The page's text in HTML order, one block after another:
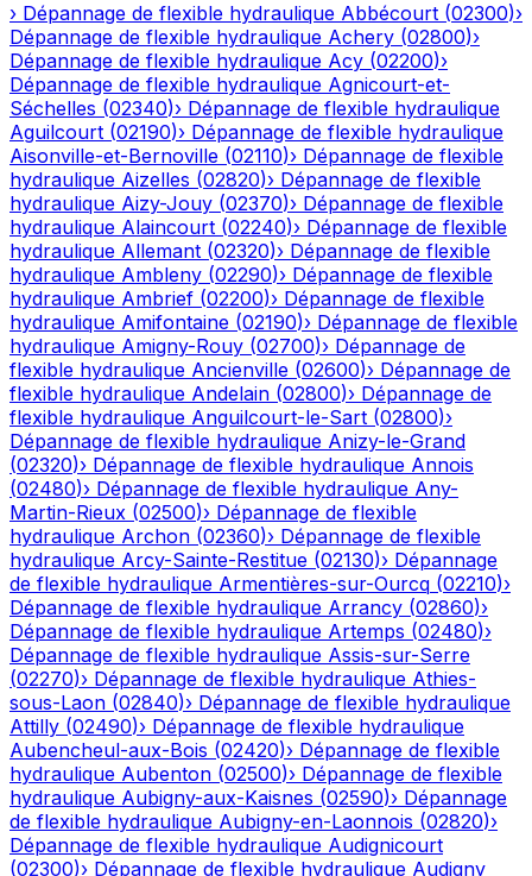
› Dépannage de flexible hydraulique Abbécourt (02300)›
Dépannage de flexible hydraulique Achery (02800)›
Dépannage de flexible hydraulique Acy (02200)›
Dépannage de flexible hydraulique Agnicourt-et-
Séchelles (02340)› Dépannage de flexible hydraulique
Aguilcourt (02190)› Dépannage de flexible hydraulique
Aisonville-et-Bernoville (02110)› Dépannage de flexible
hydraulique Aizelles (02820)› Dépannage de flexible
hydraulique Aizy-Jouy (02370)› Dépannage de flexible
hydraulique Alaincourt (02240)› Dépannage de flexible
hydraulique Allemant (02320)› Dépannage de flexible
hydraulique Ambleny (02290)› Dépannage de flexible
hydraulique Ambrief (02200)› Dépannage de flexible
hydraulique Amifontaine (02190)› Dépannage de flexible
hydraulique Amigny-Rouy (02700)› Dépannage de
flexible hydraulique Ancienville (02600)› Dépannage de
flexible hydraulique Andelain (02800)› Dépannage de
flexible hydraulique Anguilcourt-le-Sart (02800)›
Dépannage de flexible hydraulique Anizy-le-Grand
(02320)› Dépannage de flexible hydraulique Annois
(02480)› Dépannage de flexible hydraulique Any-
Martin-Rieux (02500)› Dépannage de flexible
hydraulique Archon (02360)› Dépannage de flexible
hydraulique Arcy-Sainte-Restitue (02130)› Dépannage
de flexible hydraulique Armentières-sur-Ourcq (02210)›
Dépannage de flexible hydraulique Arrancy (02860)›
Dépannage de flexible hydraulique Artemps (02480)›
Dépannage de flexible hydraulique Assis-sur-Serre
(02270)› Dépannage de flexible hydraulique Athies-
sous-Laon (02840)› Dépannage de flexible hydraulique
Attilly (02490)› Dépannage de flexible hydraulique
Aubencheul-aux-Bois (02420)› Dépannage de flexible
hydraulique Aubenton (02500)› Dépannage de flexible
hydraulique Aubigny-aux-Kaisnes (02590)› Dépannage
de flexible hydraulique Aubigny-en-Laonnois (02820)›
Dépannage de flexible hydraulique Audignicourt
(02300)› Dépannage de flexible hydraulique Audigny